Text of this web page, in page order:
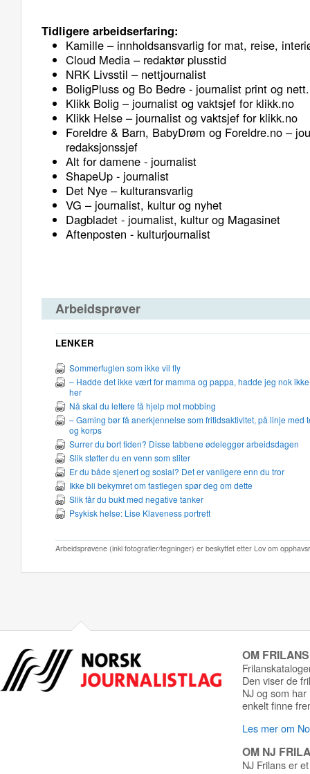
Tidligere arbeidserfaring:
Kamille – innholdsansvarlig for mat, reise,
Cloud Media – redaktør plusstid
NRK Livsstil – nettjournalist
BoligPluss og Bo Bedre - journalist print og nett.
Klikk Bolig – journalist og vaktsjef for klikk.no
Klikk Helse – journalist og vaktsjef for klikk.no
Foreldre & Barn, BabyDrøm og Foreldre.no –
redaksjonssjef
Alt for damene - journalist
ShapeUp - journalist
Det Nye – kulturansvarlig
VG – journalist, kultur og nyhet
Dagbladet - journalist, kultur og Magasinet
Aftenposten - kulturjournalist
Arbeidsprøver
LENKER
Sommerfuglen som ikke vil fly
– Hadde det ikke vært for mamma og pappa, hadde jeg nok
her
Nå skal du lettere få hjelp mot mobbing
– Gaming bør få anerkjennelse som fritidsaktivitet, på linje med
og korps
Surrer du bort tiden? Disse tabbene ødelegger arbeidsdagen
Slik støtter du en venn som sliter
Er du både sjenert og sosial? Det er vanligere enn du tror
Ikke bli bekymret om fastlegen spør deg om dette
Slik får du bukt med negative tanker
Psykisk helse: Lise Klaveness portrett
Arbeidsprøvene (inkl fotografier/tegninger) er beskyttet etter Lov om
OM
Den viser de
NJ og som
enkelt finne
Les mer om
OM NJ
NJ Frilans er